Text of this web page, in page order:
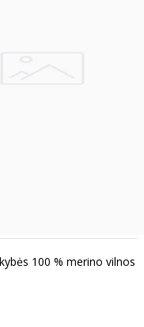
100 % merino vilnos